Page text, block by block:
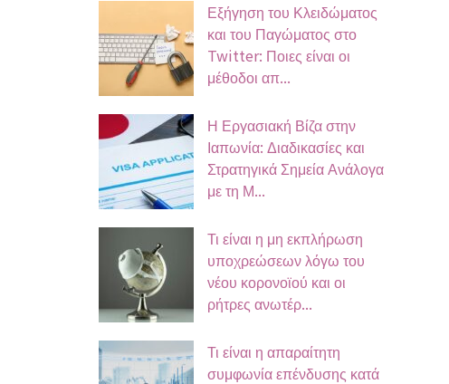
Εξήγηση του Κλειδώματος
και του Παγώματος στο
Twitter: Ποιες είναι οι
μέθοδοι απ...
Η Εργασιακή Βίζα στην
Ιαπωνία: Διαδικασίες και
Στρατηγικά Σημεία Ανάλογα
με τη Μ...
Τι είναι η μη εκπλήρωση
υποχρεώσεων λόγω του
νέου κορονοϊού και οι
ρήτρες ανωτέρ...
Τι είναι η απαραίτητη
συμφωνία επένδυσης κατά